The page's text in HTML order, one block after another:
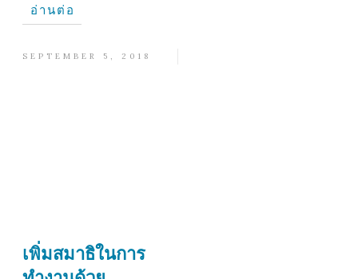
อ่านต่อ
SEPTEMBER 5, 2018
เพิ่มสมาธิในการ